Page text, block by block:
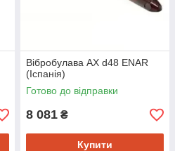
Вібробулава AX d48 ENAR
(Іспанія)
Готово до відправки
8 081 ₴
Купити